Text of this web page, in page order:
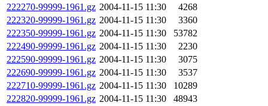
222270-99999-1961.gz 2004-11-15 11:30
4268
222320-99999-1961.gz 2004-11-15 11:30
3360
222350-99999-1961.gz 2004-11-15 11:30
53782
222490-99999-1961.gz 2004-11-15 11:30
2230
222590-99999-1961.gz 2004-11-15 11:30
3075
222690-99999-1961.gz 2004-11-15 11:30
3537
222710-99999-1961.gz 2004-11-15 11:30
10289
222820-99999-1961.gz 2004-11-15 11:30
48943